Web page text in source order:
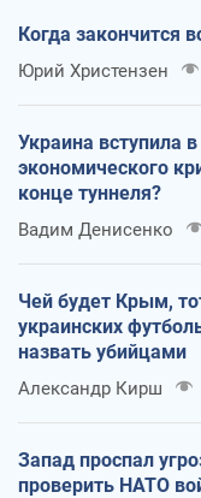
Когда закончится
Юрий Христензен
Украина вступила
экономического
конце туннеля?
Вадим Денисенко
Чей будет Крым,
украинских
назвать убийцами
Александр Кирш
Запад проспал
проверить НАТО